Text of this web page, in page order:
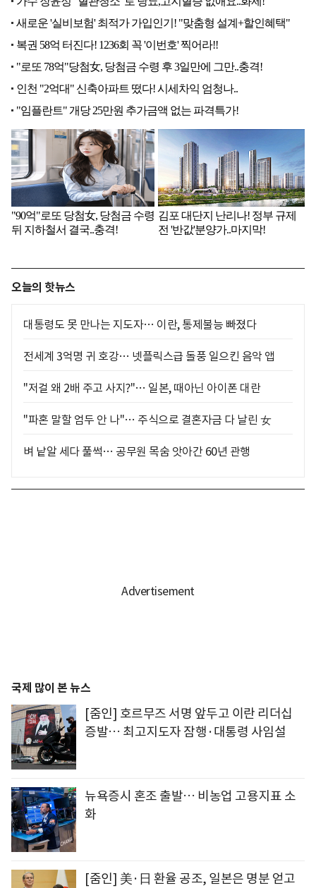
오늘의 핫뉴스
대통령도 못 만나는 지도자… 이란, 통제불능 빠졌다
전세계 3억명 귀 호강… 넷플릭스급 돌풍 일으킨 음악 앱
"저걸 왜 2배 주고 사지?"… 일본, 때아닌 아이폰 대란
"파혼 말할 엄두 안 나"… 주식으로 결혼자금 다 날린 女
벼 낱알 세다 풀썩… 공무원 목숨 앗아간 60년 관행
국제 많이 본 뉴스
[줌인] 호르무즈 서명 앞두고 이란 리더십
증발… 최고지도자 잠행·대통령 사임설
뉴욕증시 혼조 출발… 비농업 고용지표 소
화
[줌인] 美·日 환율 공조, 일본은 명분 얻고